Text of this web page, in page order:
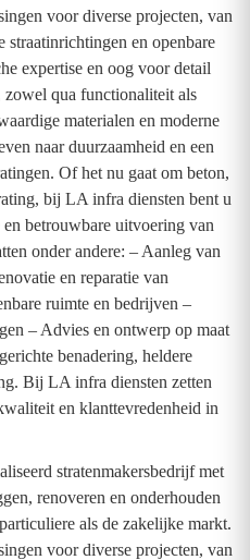
voor diverse projecten, van
straatinrichtingen en openbare
expertise en oog voor detail
zowel qua functionaliteit als
materialen en moderne
naar duurzaamheid en een
Of het nu gaat om beton,
bij LA infra diensten bent u
betrouwbare uitvoering van
onder andere: – Aanleg van
en reparatie van
ruimte en bedrijven –
– Advies en ontwerp op maat
benadering, heldere
Bij LA infra diensten zetten
en klanttevredenheid in
stratenmakersbedrijf met
renoveren en onderhouden
als de zakelijke markt.
voor diverse projecten, van